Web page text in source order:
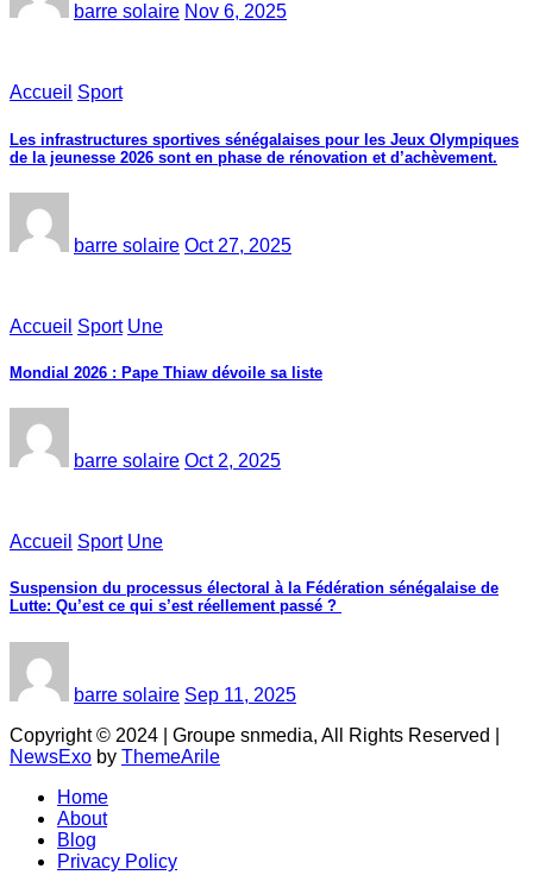
barre solaire Nov 6, 2025
Accueil Sport
Les infrastructures sportives sénégalaises pour les Jeux Olympiques
de la jeunesse 2026 sont en phase de rénovation et d’achèvement.
barre solaire Oct 27, 2025
Accueil Sport Une
Mondial 2026 : Pape Thiaw dévoile sa liste
barre solaire Oct 2, 2025
Accueil Sport Une
‎Suspension du processus électoral à la Fédération sénégalaise de
Lutte: Qu’est ce qui s’est réellement passé ? ‎‎
barre solaire Sep 11, 2025
Copyright © 2024 | Groupe snmedia, All Rights Reserved
NewsExo by ThemeArile
Home
About
Blog
Privacy Policy